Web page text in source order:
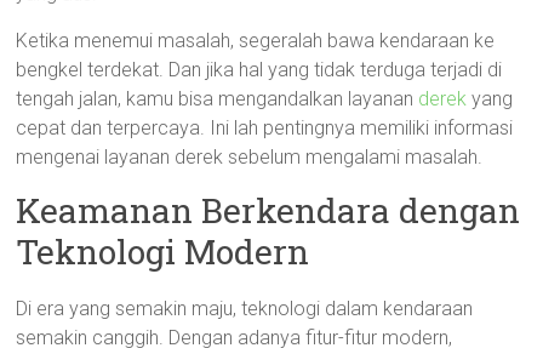
Ketika menemui masalah, segeralah bawa kendaraan ke
bengkel terdekat. Dan jika hal yang tidak terduga terjadi di
tengah jalan, kamu bisa mengandalkan layanan derek yang
cepat dan terpercaya. Ini lah pentingnya memiliki informasi
mengenai layanan derek sebelum mengalami masalah.
Keamanan Berkendara dengan
Teknologi Modern
Di era yang semakin maju, teknologi dalam kendaraan
semakin canggih. Dengan adanya fitur-fitur modern,